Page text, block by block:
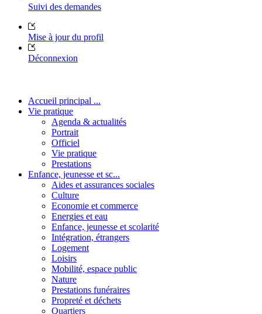
Suivi des demandes
Mise à jour du profil
Déconnexion
Accueil principal ...
Vie pratique
Agenda & actualités
Portrait
Officiel
Vie pratique
Prestations
Enfance, jeunesse et sc...
Aides et assurances sociales
Culture
Economie et commerce
Energies et eau
Enfance, jeunesse et scolarité
Intégration, étrangers
Logement
Loisirs
Mobilité, espace public
Nature
Prestations funéraires
Propreté et déchets
Quartiers